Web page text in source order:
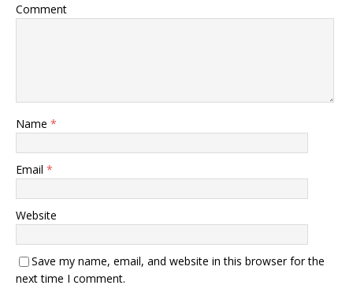
Comment
Name *
Email *
Website
Save my name, email, and website in this browser for the
next time I comment.